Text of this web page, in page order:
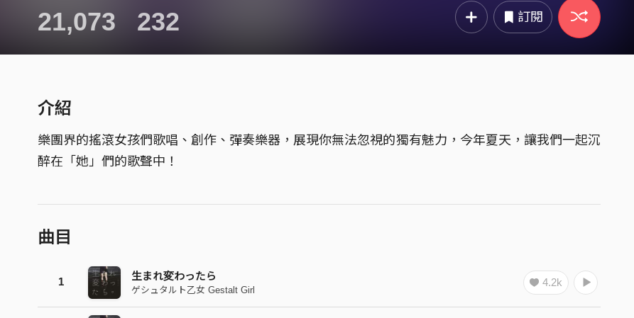
21,073 232 訂閱
介紹
樂團界的搖滾女孩們歌唱、創作、彈奏樂器，展現你無法忽視的獨有魅力，今年夏天，讓我們一起沉
醉在「她」們的歌聲中！
曲目
1 生まれ変わったら
ゲシュタルト乙女 Gestalt Girl
4.2k